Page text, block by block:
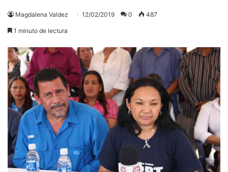
Magdalena Valdez 12/02/2019 0 487
1 minuto de lectura